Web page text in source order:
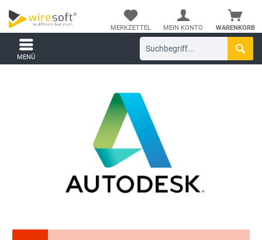
WARENKORB
MERKZETTEL MEIN KONTO
MENÜ